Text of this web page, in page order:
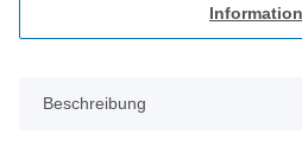
Beschreibung